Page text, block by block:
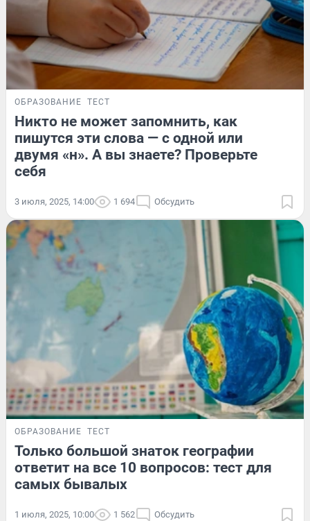
ОБРАЗОВАНИЕ ТЕСТ
Никто не может запомнить, как
пишутся эти слова — с одной или
двумя «н». А вы знаете? Проверьте
себя
3 июля, 2025, 14:00 1 694 Обсудить
ОБРАЗОВАНИЕ ТЕСТ
Только большой знаток географии
ответит на все 10 вопросов: тест для
самых бывалых
1 июля, 2025, 10:00 1 562 Обсудить